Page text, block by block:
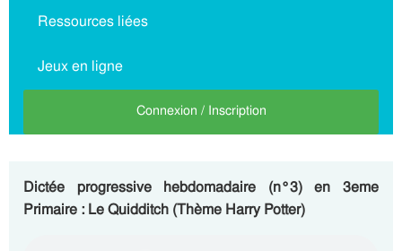
Ressources liées
Jeux en ligne
Connexion / Inscription
Dictée progressive hebdomadaire (n°3) en 3eme
Primaire : Le Quidditch (Thème Harry Potter)